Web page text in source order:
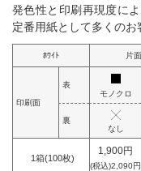
発色性と印刷再現度に
定番用紙として多くのお
ﾎﾜｲﾄ 片
印刷面
表
モノクロ
裏
なし
1箱(100枚)
1,900円
(税込)2,090円